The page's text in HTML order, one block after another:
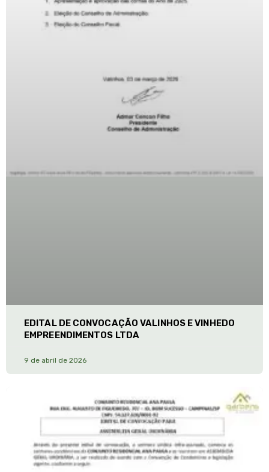
EDITAL DE CONVOCAÇÃO VALINHOS E VINHEDO
EMPREENDIMENTOS LTDA
9 de abril de 2026